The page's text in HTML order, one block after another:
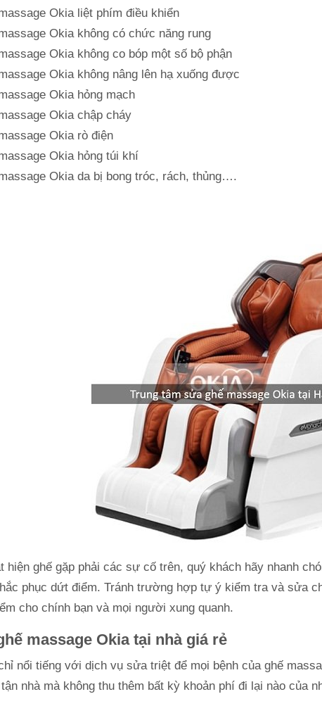
Okia liệt phím điều khiển
Okia không có chức năng rung
Okia không co bóp một số bộ phận
Okia không nâng lên hạ xuống được
Okia hỏng mạch
Okia chập cháy
Okia rò điện
Okia hỏng túi khí
Okia da bị bong tróc, rách, thủng….
hiện ghế gặp phải các sự cố trên, quý khách hãy nhanh
phục dứt điểm. Tránh trường hợp tự ý kiểm tra và sửa
cho chính bạn và mọi người xung quanh.
massage Okia tại nhà giá rẻ
nổi tiếng với dịch vụ sửa triệt để mọi bệnh của ghế
nhà mà không thu thêm bất kỳ khoản phí đi lại nào của